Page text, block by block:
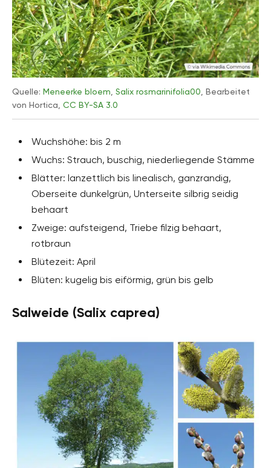
Quelle: Meneerke bloem Salix rosmarinifolia00 , Bearbeitet
von Hortica, CC BY-SA 3.0
Wuchshöhe: bis 2 m
Wuchs: Strauch, buschig, niederliegende Stämme
Blätter: lanzettlich bis linealisch, ganzrandig,
Oberseite dunkelgrün, Unterseite silbrig seidig
behaart
Zweige: aufsteigend, Triebe filzig behaart,
rotbraun
Blütezeit: April
Blüten: kugelig bis eiförmig, grün bis gelb
Salweide (Salix caprea)